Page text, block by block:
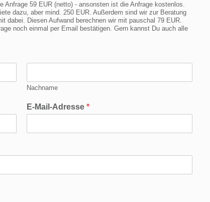
Anfrage 59 EUR (netto) - ansonsten ist die Anfrage kostenlos.
dazu, aber mind. 250 EUR. Außerdem sind wir zur Beratung
dabei. Diesen Aufwand berechnen wir mit pauschal 79 EUR.
noch einmal per Email bestätigen. Gern kannst Du auch alle
Nachname
E-Mail-Adresse*